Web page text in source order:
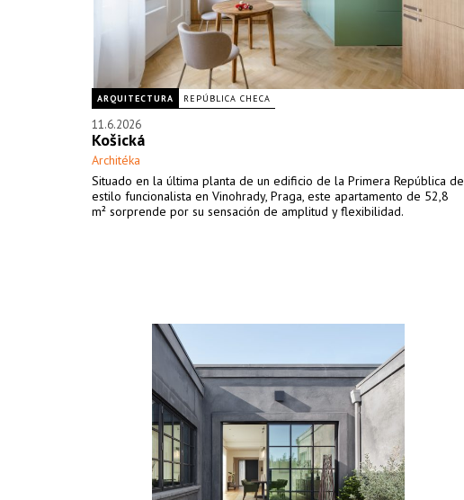
ARQUITECTURA REPÚBLICA CHECA
11.6.2026
Košická
Architéka
Situado en la última planta de un edificio de la Primera República de
estilo funcionalista en Vinohrady, Praga, este apartamento de 52,8
m² sorprende por su sensación de amplitud y flexibilidad.